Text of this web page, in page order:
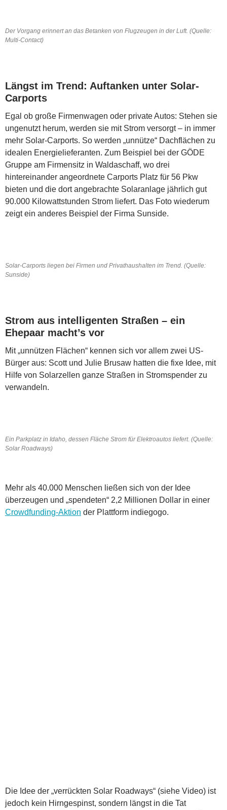
Der Vorgang erinnert an das Betanken von Flugzeugen in der Luft. (Quelle:
Multi-Contact)
Längst im Trend: Auftanken unter Solar-
Carports
Egal ob große Firmenwagen oder private Autos: Stehen sie
ungenutzt herum, werden sie mit Strom versorgt – in immer
mehr Solar-Carports. So werden „unnütze“ Dachflächen zu
idealen Energielieferanten. Zum Beispiel bei der GÖDE
Gruppe am Firmensitz in Waldaschaff, wo drei
hintereinander angeordnete Carports Platz für 56 Pkw
bieten und die dort angebrachte Solaranlage jährlich gut
90.000 Kilowattstunden Strom liefert. Das Foto wiederum
zeigt ein anderes Beispiel der Firma Sunside.
Solar-Carports liegen bei Firmen und Privathaushalten im Trend. (Quelle:
Sunside)
Strom aus intelligenten Straßen – ein
Ehepaar macht’s vor
Mit „unnützen Flächen“ kennen sich vor allem zwei US-
Bürger aus: Scott und Julie Brusaw hatten die fixe Idee, mit
Hilfe von Solarzellen ganze Straßen in Stromspender zu
verwandeln.
Ein Parkplatz in Idaho, dessen Fläche Strom für Elektroautos liefert. (Quelle:
Solar Roadways)
Mehr als 40.000 Menschen ließen sich von der Idee
überzeugen und „spendeten“ 2,2 Millionen Dollar in einer
Crowdfunding-Aktion der Plattform indiegogo.
Die Idee der „verrückten Solar Roadways“ (siehe Video) ist
jedoch kein Hirngespinst, sondern längst in die Tat